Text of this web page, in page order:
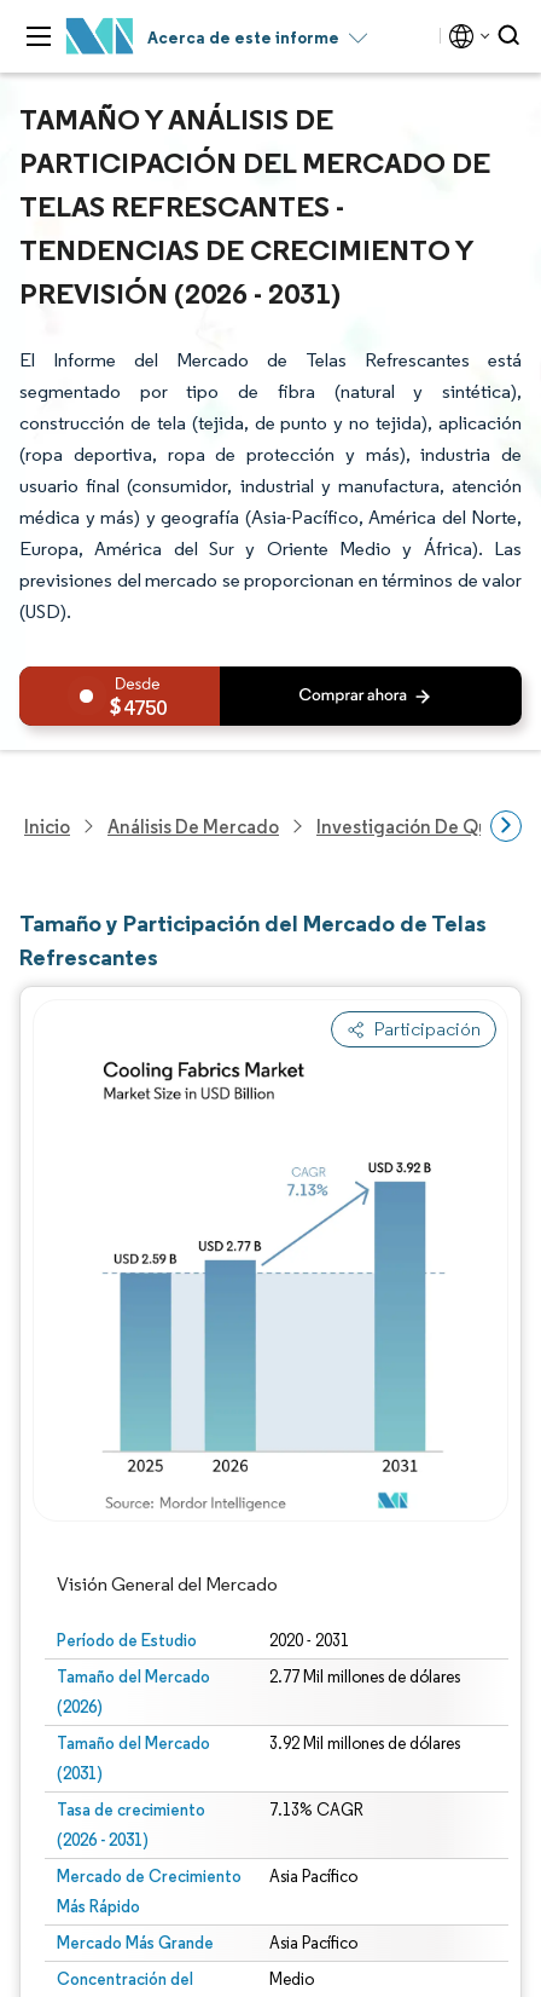
Acerca de este informe
TAMAÑO Y ANÁLISIS DE
PARTICIPACIÓN DEL MERCADO DE
TELAS REFRESCANTES -
TENDENCIAS DE CRECIMIENTO Y
PREVISIÓN (2026 - 2031)
El Informe del Mercado de Telas Refrescantes está
segmentado por tipo de fibra (natural y sintética),
construcción de tela (tejida, de punto y no tejida), aplicación
(ropa deportiva, ropa de protección y más), industria de
usuario final (consumidor, industrial y manufactura, atención
médica y más) y geografía (Asia-Pacífico, América del Norte,
Europa, América del Sur y Oriente Medio y África). Las
previsiones del mercado se proporcionan en términos de valor
(USD).
4750
Inicio Análisis De Mercado Investigación De
Tamaño y Participación del Mercado de Telas
Refrescantes
Participación
Visión General del Mercado
Período de Estudio 2020 - 2031
Tamaño del Mercado
(2026)
2.77 Mil millones de dólares
Tamaño del Mercado
(2031)
3.92 Mil millones de dólares
Tasa de crecimiento
(2026 - 2031)
7.13% CAGR
Mercado de Crecimiento
Más Rápido
Asia Pacífico
Mercado Más Grande Asia Pacífico
Concentración del
Medio